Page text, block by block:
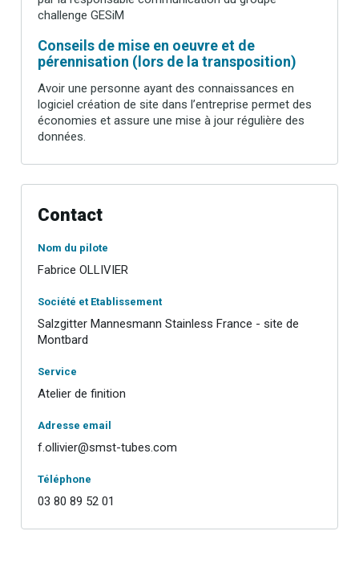
challenge GESiM
Conseils de mise en oeuvre et de
pérennisation (lors de la transposition)
Avoir une personne ayant des connaissances en
logiciel création de site dans l’entreprise permet des
économies et assure une mise à jour régulière des
données.
Contact
Nom du pilote
Fabrice OLLIVIER
Société et Etablissement
Salzgitter Mannesmann Stainless France - site de
Montbard
Service
Atelier de finition
Adresse email
f.ollivier@smst-tubes.com
Téléphone
03 80 89 52 01